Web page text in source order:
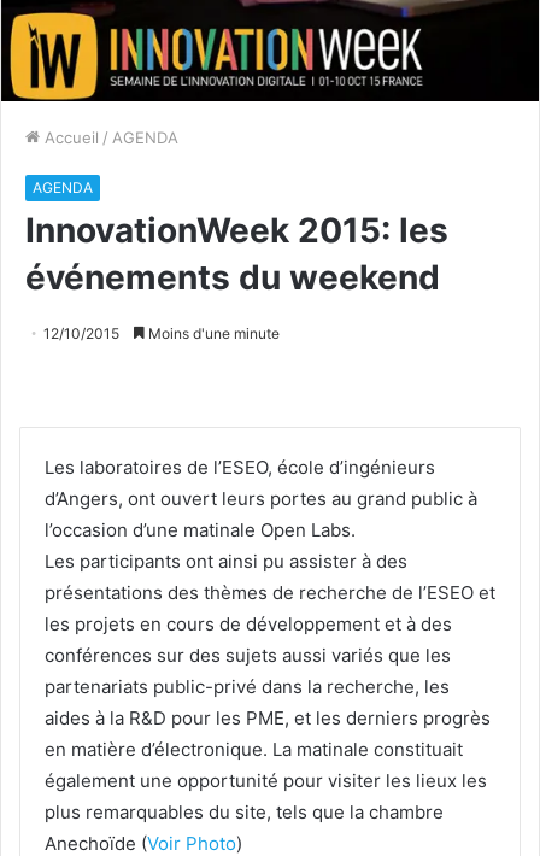
Accueil / AGENDA
AGENDA
InnovationWeek 2015: les
événements du weekend
12/10/2015 Moins d'une minute
Les laboratoires de l’ESEO, école d’ingénieurs
d’Angers, ont ouvert leurs portes au grand public à
l’occasion d’une matinale Open Labs.
Les participants ont ainsi pu assister à des
présentations des thèmes de recherche de l’ESEO et
les projets en cours de développement et à des
conférences sur des sujets aussi variés que les
partenariats public-privé dans la recherche, les
aides à la R&D pour les PME, et les derniers progrès
en matière d’électronique. La matinale constituait
également une opportunité pour visiter les lieux les
plus remarquables du site, tels que la chambre
Anechoïde (Voir Photo)